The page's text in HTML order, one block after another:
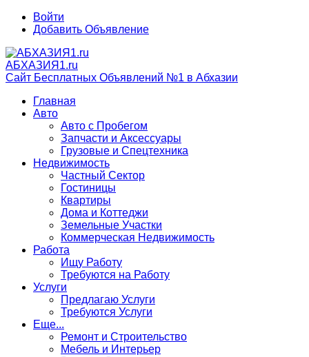
Войти
Добавить Объявление
АБХАЗИЯ1.ru
Сайт Бесплатных Объявлений №1 в Абхазии
Главная
Авто
Авто с Пробегом
Запчасти и Аксессуары
Грузовые и Спецтехника
Недвижимость
Частный Сектор
Гостиницы
Квартиры
Дома и Коттеджи
Земельные Участки
Коммерческая Недвижимость
Работа
Ищу Работу
Требуются на Работу
Услуги
Предлагаю Услуги
Требуются Услуги
Еще...
Ремонт и Строительство
Мебель и Интерьер